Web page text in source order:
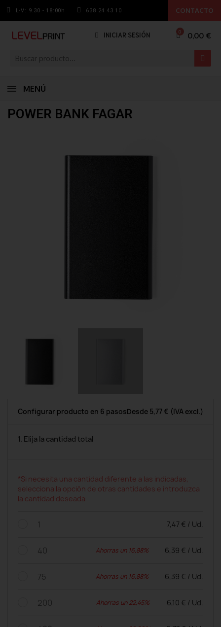
L-V: 9.30 - 18:00h 638 24 43 10 CONTACTO
INICIAR SESIÓN 0,00 €
MENÚ
POWER BANK FAGAR
Configurar producto en 6 pasosDesde 5,77 € (IVA excl.)
1. Elija la cantidad total
*Si necesita una cantidad diferente a las indicadas,
selecciona la opción de otras cantidades e introduzca
la cantidad deseada
1 7,47 € / Ud.
40 Ahorras un 16,88% 6,39 € / Ud.
75 Ahorras un 16,88% 6,39 € / Ud.
200 Ahorras un 22,45% 6,10 € / Ud.